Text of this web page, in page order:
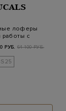
лоферы
работы с
РУБ. 64 100 РУБ.